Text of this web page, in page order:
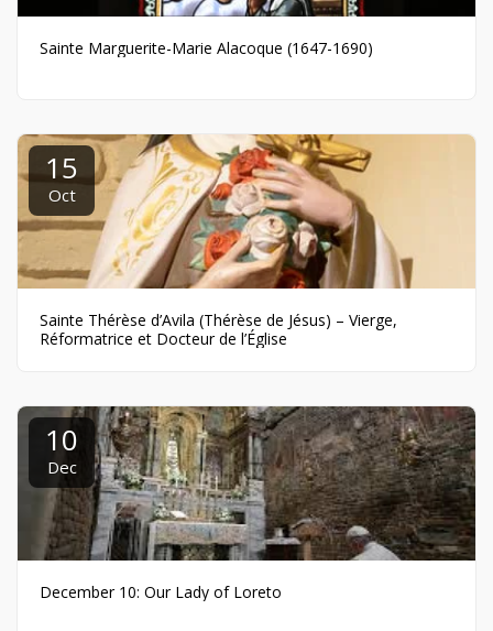
Sainte Marguerite-Marie Alacoque (1647-1690)
15
Oct
Sainte Thérèse d’Avila (Thérèse de Jésus) – Vierge,
Réformatrice et Docteur de l’Église
10
Dec
December 10: Our Lady of Loreto